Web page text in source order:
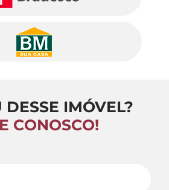
DESSE IMÓVEL?
CONOSCO!